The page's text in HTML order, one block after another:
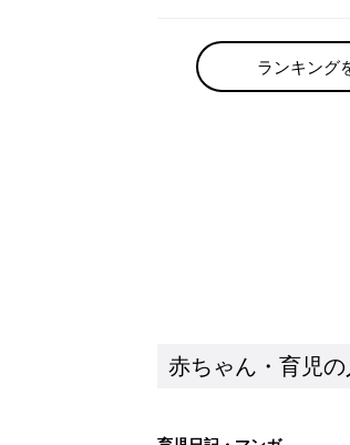
ランキング
赤ちゃん・育児